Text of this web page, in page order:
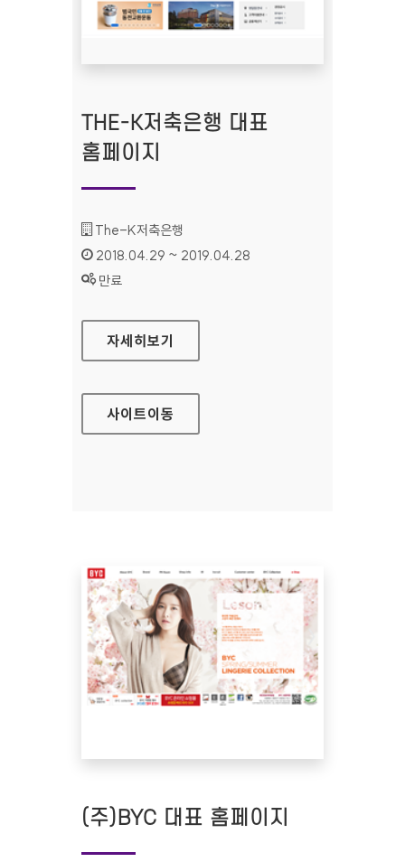
THE-K저축은행 대표
홈페이지
기관명 :
The-K저축은행
인증기간 :
2018.04.29 ~ 2019.04.28
상태 :
만료
THE-K저축은행 대표 홈페이지
자세히보기
사이트이동
(주)BYC 대표 홈페이지